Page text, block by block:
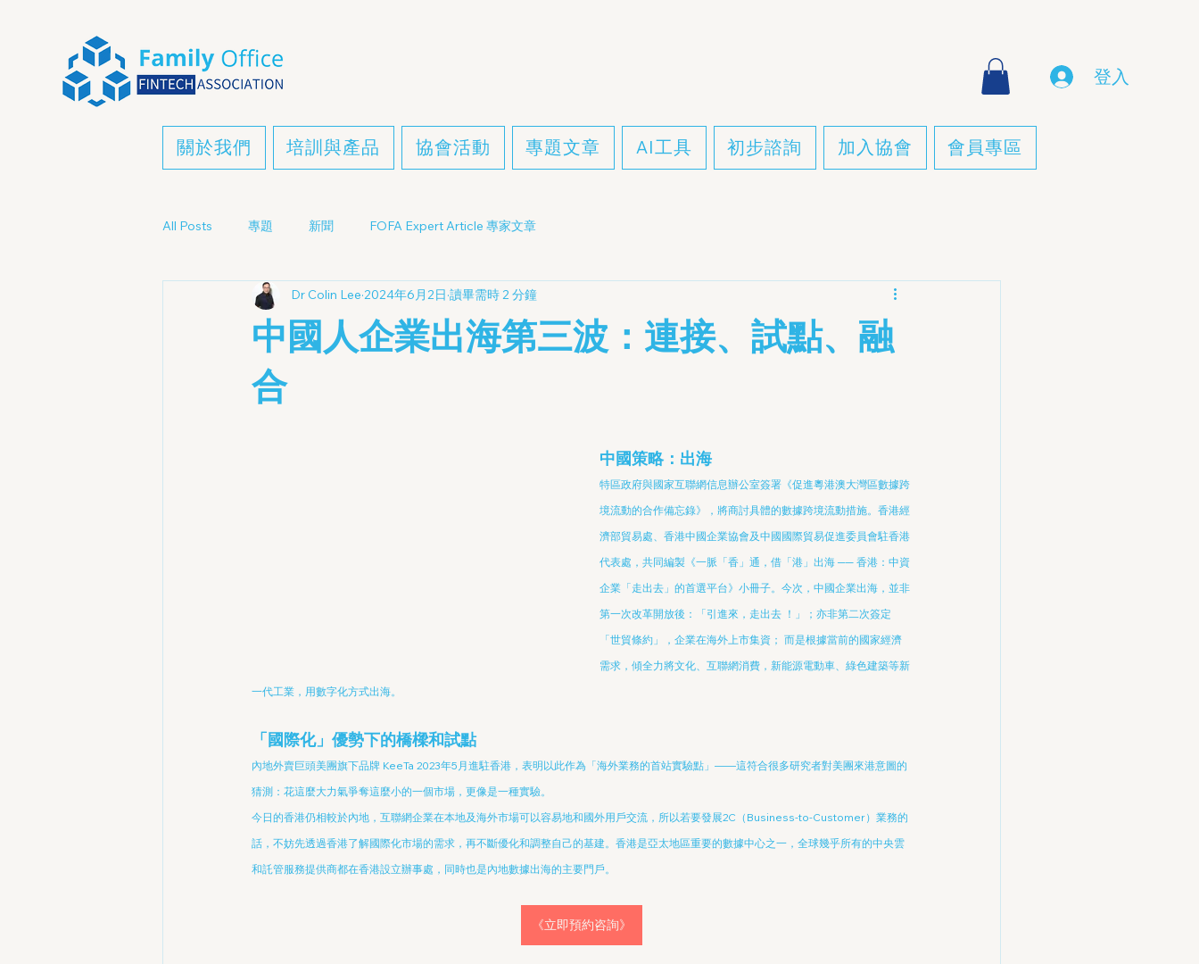
登入
關於我們 培訓與產品 協會活動 專題文章 AI工具 初步諮詢 加入協會 會員專區
All Posts 專題 新聞 FOFA Expert Article 專家文章
中國人企業出海第三波：連接、試點、融
合
Dr Colin Lee 2024年6月2日 讀畢需時 2 分鐘
中國策略：出海
特區政府與國家互聯網信息辦公室簽署《促進粵港澳大灣區數據跨
境流動的合作備忘錄》，將商討具體的數據跨境流動措施。香港經
濟部貿易處、香港中國企業協會及中國國際貿易促進委員會駐香港
代表處，共同編製《一脈「香」通，借「港」出海 ── 香港：中資
企業「走出去」的首選平台》小冊子。今次，中國企業出海，並非
第一次改革開放後：「引進來，走出去 ！」；亦非第二次簽定
「世貿條約」，企業在海外上市集資； 而是根據當前的國家經濟
需求，傾全力將文化、互聯網消費，新能源電動車、綠色建築等新
一代工業，用數字化方式出海。
「國際化」優勢下的橋樑和試點
內地外賣巨頭美團旗下品牌 KeeTa 2023年5月進駐香港，表明以此作為「海外業務的首站實驗點」——這符合很多研究者對美團來港意圖的
猜測：花這麼大力氣爭奪這麼小的一個市場，更像是一種實驗。
今日的香港仍相較於內地，互聯網企業在本地及海外市場可以容易地和國外用戶交流，所以若要發展2C（Business-to-Customer）業務的
話，不妨先透過香港了解國際化市場的需求，再不斷優化和調整自己的基建。香港是亞太地區重要的數據中心之一，全球幾乎所有的中央雲
和託管服務提供商都在香港設立辦事處，同時也是內地數據出海的主要門戶。
《立即預約咨詢》